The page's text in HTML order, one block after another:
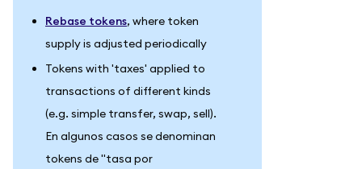
Rebase tokens, where token
supply is adjusted periodically
Tokens with 'taxes' applied to
transactions of different kinds
(e.g. simple transfer, swap, sell).
En algunos casos se denominan
tokens de "tasa por